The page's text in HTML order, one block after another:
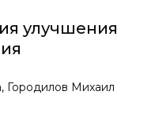
улучшения
Городилов Михаил